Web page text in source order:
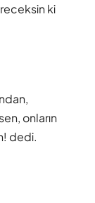
ki
onların
dedi.